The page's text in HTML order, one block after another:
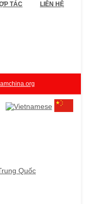
TÁC LIÊN HỆ
Quốc